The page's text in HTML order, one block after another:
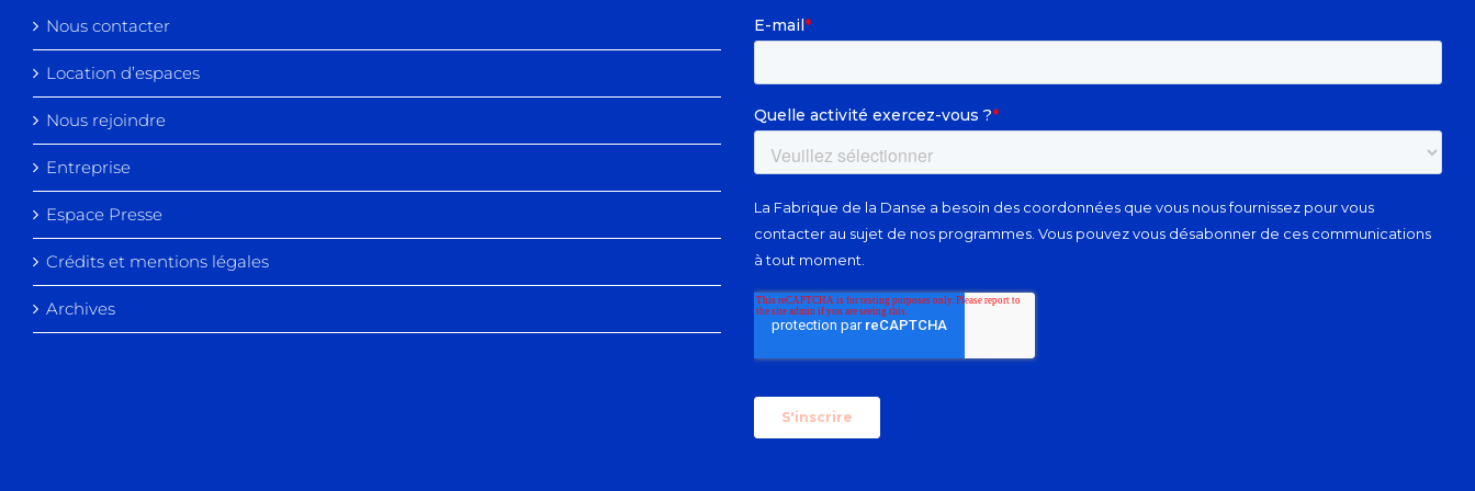
Nous contacter
Location d’espaces
Nous rejoindre
Entreprise
Espace Presse
Crédits et mentions légales
Archives